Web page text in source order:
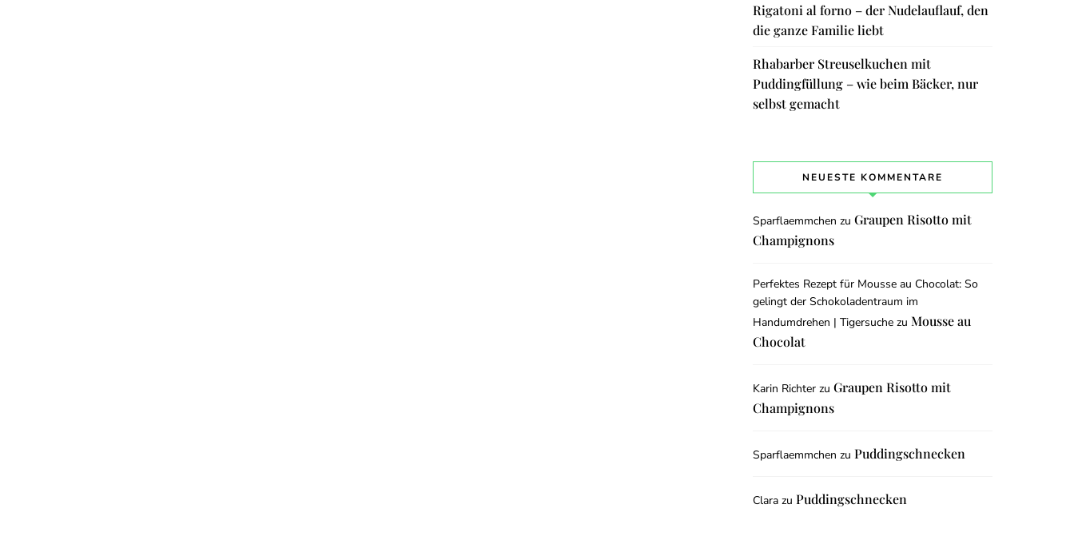
Rigatoni al forno – der Nudelauflauf, den
die ganze Familie liebt
Rhabarber Streuselkuchen mit
Puddingfüllung – wie beim Bäcker, nur
selbst gemacht
NEUESTE KOMMENTARE
Sparflaemmchen zu Graupen Risotto mit
Champignons
Perfektes Rezept für Mousse au Chocolat: So
gelingt der Schokoladentraum im
Handumdrehen | Tigersuche zu Mousse au
Chocolat
Karin Richter zu Graupen Risotto mit
Champignons
Sparflaemmchen zu Puddingschnecken
Clara zu Puddingschnecken